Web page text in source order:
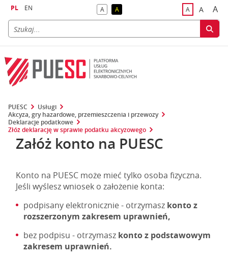
PL EN Akontrast domyślny
Akontrast żółty tekst na czarnym tle
Adomyślna
A A
PUESC
Usługi
Akcyza, gry hazardowe, przemieszczenia i przewozy
Deklaracje podatkowe
Złóż deklarację w sprawie podatku akcyzowego
Załóż konto na PUESC
Konto na PUESC może mieć tylko osoba fizyczna.
Jeśli wyślesz wniosek o założenie konta:
podpisany elektronicznie - otrzymasz konto z
rozszerzonym zakresem uprawnień,
bez podpisu - otrzymasz konto z podstawowym
zakresem uprawnień.